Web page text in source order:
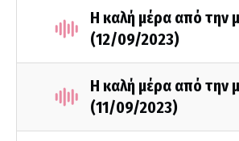
Η καλή μέρα από την
(12/09/2023)
Η καλή μέρα από την
(11/09/2023)